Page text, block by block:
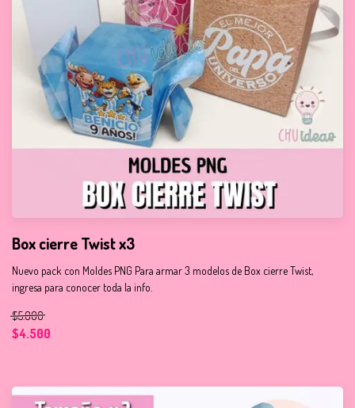
Box cierre Twist x3
Nuevo pack con Moldes PNG Para armar 3 modelos de Box cierre Twist,
ingresa para conocer toda la info.
$5.000
$4.500